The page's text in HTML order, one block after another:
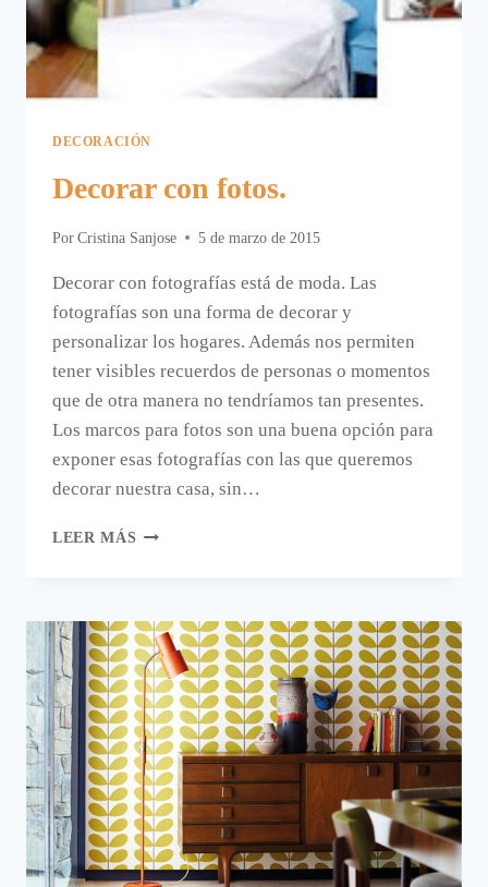
DECORACIÓN
Decorar con fotos.
Por Cristina Sanjose 5 de marzo de 2015
Decorar con fotografías está de moda. Las
fotografías son una forma de decorar y
personalizar los hogares. Además nos permiten
tener visibles recuerdos de personas o momentos
que de otra manera no tendríamos tan presentes.
Los marcos para fotos son una buena opción para
exponer esas fotografías con las que queremos
decorar nuestra casa, sin…
LEER MÁS DECORAR